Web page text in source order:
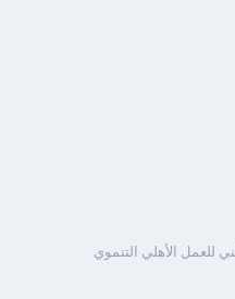
للعمل الأهلي التنموي